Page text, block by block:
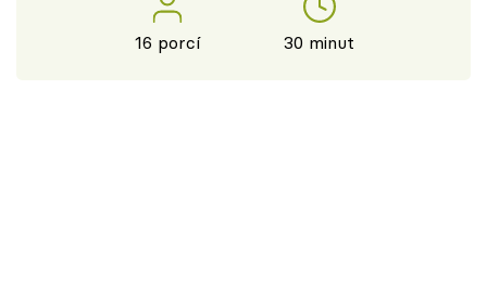
16 porcí 30 minut